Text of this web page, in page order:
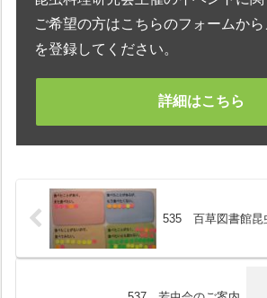
ご希望の方はこちらのフォームか
を登録してください。
詳細はこちら
535 百草図書館昆